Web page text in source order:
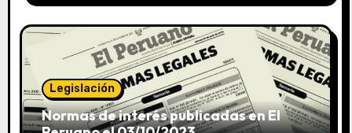
Legislación
Normas de interés publicadas en El